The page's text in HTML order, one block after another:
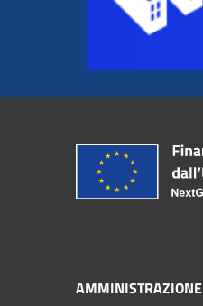
AMMINISTRAZIONE